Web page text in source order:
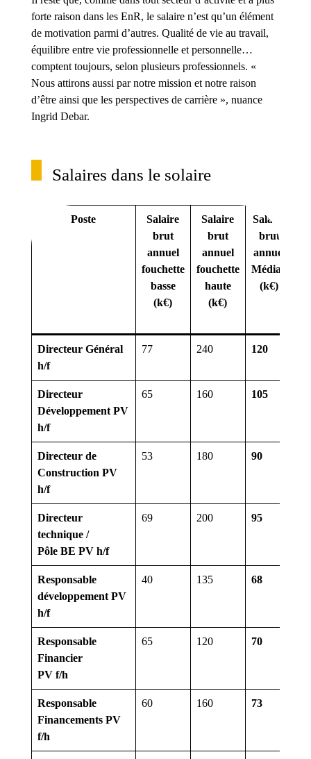
forte raison dans les EnR, le salaire n’est qu’un élément
de motivation parmi d’autres. Qualité de vie au travail,
équilibre entre vie professionnelle et personnelle…
comptent toujours, selon plusieurs professionnels. «
Nous attirons aussi par notre mission et notre raison
d’être ainsi que les perspectives de carrière », nuance
Ingrid Debar.
Salaires dans le solaire
Poste
Salaire
brut
annuel
fouchette
basse
(k€)
Salaire
brut
annuel
fouchette
haute
(k€)
Salaire
brut
annuel
Médian
(k€)
Directeur Général
h/f
77 240 120
Directeur
Développement PV
h/f
65 160 105
Directeur de
Construction PV
h/f
53 180 90
Directeur
technique /
Pôle BE PV h/f
69 200 95
Responsable
développement PV
h/f
40 135 68
Responsable
Financier
PV f/h
65 120 70
Responsable
Financements PV
f/h
60 160 73